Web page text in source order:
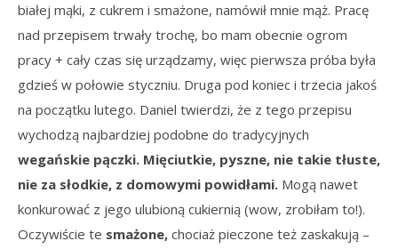
białej mąki, z cukrem i smażone, namówił mnie mąż. Pracę
nad przepisem trwały trochę, bo mam obecnie ogrom
pracy + cały czas się urządzamy, więc pierwsza próba była
gdzieś w połowie styczniu. Druga pod koniec i trzecia jakoś
na początku lutego. Daniel twierdzi, że z tego przepisu
wychodzą najbardziej podobne do tradycyjnych
wegańskie pączki. Mięciutkie, pyszne, nie takie tłuste,
nie za słodkie, z domowymi powidłami. Mogą nawet
konkurować z jego ulubioną cukiernią (wow, zrobiłam to!).
Oczywiście te smażone, chociaż pieczone też zaskakują –